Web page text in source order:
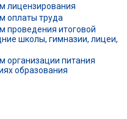
лицензирования
оплаты труда
проведения итоговой
школы, гимназии, лицеи,
организации питания
образования